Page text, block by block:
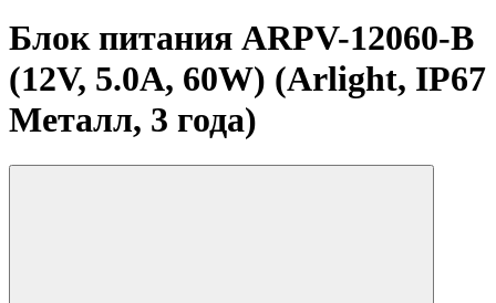
Блок питания ARPV-12060-B
(12V, 5.0A, 60W) (Arlight, IP67
Металл, 3 года)